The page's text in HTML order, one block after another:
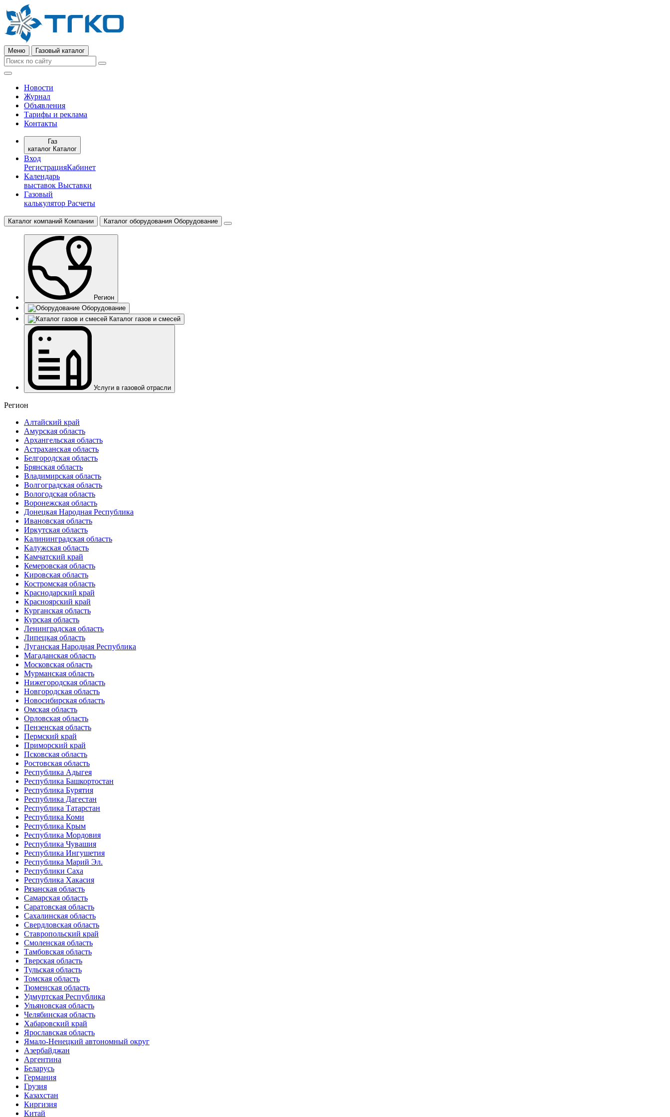
Меню Газовый каталог
Новости
Журнал
Объявления
Тарифы и реклама
Контакты
Газ
каталог Каталог
Вход
РегистрацияКабинет
Календарь
выставок Выставки
Газовый
калькулятор Расчеты
Каталог компаний Компании Каталог оборудования Оборудование
Регион
Оборудование
Каталог газов и смесей
Услуги в газовой отрасли
Регион
Алтайский край
Амурская область
Архангельская область
Астраханская область
Белгородская область
Брянская область
Владимирская область
Волгоградская область
Вологодская область
Воронежская область
Донецкая Народная Республика
Ивановская область
Иркутская область
Калининградская область
Калужская область
Камчатский край
Кемеровская область
Кировская область
Костромская область
Краснодарский край
Красноярский край
Курганская область
Курская область
Ленинградская область
Липецкая область
Луганская Народная Республика
Магаданская область
Московская область
Мурманская область
Нижегородская область
Новгородская область
Новосибирская область
Омская область
Орловская область
Пензенская область
Пермский край
Приморский край
Псковская область
Ростовская область
Республика Адыгея
Республика Башкортостан
Республика Бурятия
Республика Дагестан
Республика Татарстан
Республика Коми
Республика Крым
Республика Мордовия
Республика Чувашия
Республика Ингушетия
Республика Марий Эл.
Республики Саха
Республика Хакасия
Рязанская область
Самарская область
Саратовская область
Сахалинская область
Свердловская область
Ставропольский край
Смоленская область
Тамбовская область
Тверская область
Тульская область
Томская область
Тюменская область
Удмуртская Республика
Ульяновская область
Челябинская область
Хабаровский край
Ярославская область
Ямало-Ненецкий автономный округ
Азербайджан
Аргентина
Беларусь
Германия
Грузия
Казахстан
Киргизия
Китай